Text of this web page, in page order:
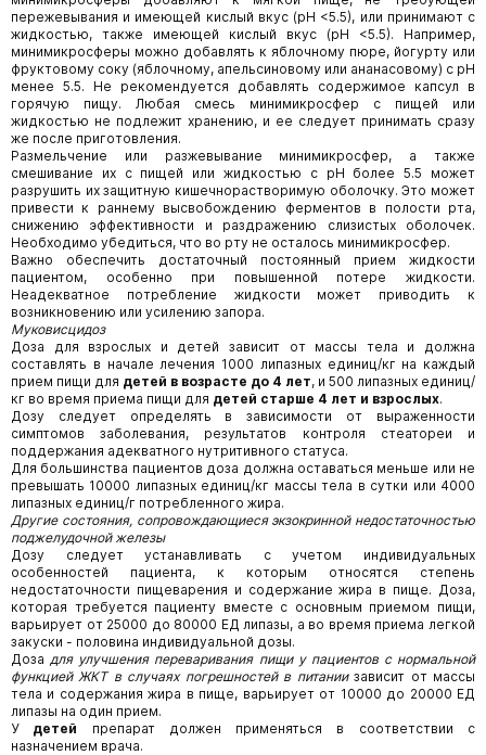
пережевывания и имеющей кислый вкус (рН <5.5), или принимают с
жидкостью, также имеющей кислый вкус (рН <5.5). Например,
минимикросферы можно добавлять к яблочному пюре, йогурту или
фруктовому соку (яблочному, апельсиновому или ананасовому) с рН
менее 5.5. Не рекомендуется добавлять содержимое капсул в
горячую пищу. Любая смесь минимикросфер с пищей или
жидкостью не подлежит хранению, и ее следует принимать сразу
же после приготовления.
Размельчение или разжевывание минимикросфер, а также
смешивание их с пищей или жидкостью с рН более 5.5 может
разрушить их защитную кишечнорастворимую оболочку. Это может
привести к раннему высвобождению ферментов в полости рта,
снижению эффективности и раздражению слизистых оболочек.
Необходимо убедиться, что во рту не осталось минимикросфер.
Важно обеспечить достаточный постоянный прием жидкости
пациентом, особенно при повышенной потере жидкости.
Неадекватное потребление жидкости может приводить к
возникновению или усилению запора.
Муковисцидоз
Доза для взрослых и детей зависит от массы тела и должна
составлять в начале лечения 1000 липазных единиц/кг на каждый
прием пищи для детей в возрасте до 4 лет, и 500 липазных единиц/
кг во время приема пищи для детей старше 4 лет и взрослых.
Дозу следует определять в зависимости от выраженности
симптомов заболевания, результатов контроля стеатореи и
поддержания адекватного нутритивного статуса.
Для большинства пациентов доза должна оставаться меньше или не
превышать 10000 липазных единиц/кг массы тела в сутки или 4000
липазных единиц/г потребленного жира.
Другие состояния, сопровождающиеся экзокринной недостаточностью
поджелудочной железы
Дозу следует устанавливать с учетом индивидуальных
особенностей пациента, к которым относятся степень
недостаточности пищеварения и содержание жира в пище. Доза,
которая требуется пациенту вместе с основным приемом пищи,
варьирует от 25000 до 80000 ЕД липазы, а во время приема легкой
закуски - половина индивидуальной дозы.
Дозадля улучшения переваривания пищи у пациентов с нормальной
функцией ЖКТ в случаях погрешностей в питаниизависит от массы
тела и содержания жира в пище, варьирует от 10000 до 20000 ЕД
липазы на один прием.
У детей препарат должен применяться в соответствии с
назначением врача.